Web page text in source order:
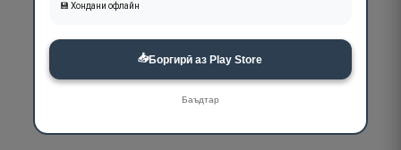
💾 Хондани офлайн
📥Боргирӣ аз Play Store
Баъдтар